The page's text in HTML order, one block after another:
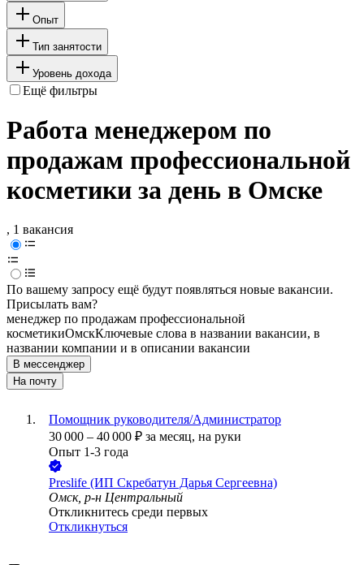
Опыт
Тип занятости
Уровень дохода
Ещё фильтры
Работа менеджером по
продажам профессиональной
косметики за день в Омске
, 1 вакансия
По вашему запросу ещё будут появляться новые вакансии.
Присылать вам?
менеджер по продажам профессиональной
косметикиОмскКлючевые слова в названии вакансии, в
названии компании и в описании вакансии
В мессенджер
На почту
Помощник руководителя/Администратор
30 000 – 40 000 ₽ за месяц, на руки
Опыт 1-3 года
Preslife (ИП Скребатун Дарья Сергеевна)
Омск, р-н Центральный
Откликнитесь среди первых
Откликнуться